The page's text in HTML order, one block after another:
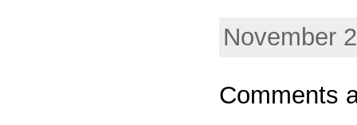
November
Comments